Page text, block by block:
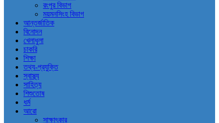
রংপুর বিভাগ
ময়মনসিংহ বিভাগ
আন্তর্জাতিক
বিনোদন
খেলাধুলা
চাকরি
শিক্ষা
তথ্য-প্রযুক্তি
স্বাস্থ্য
সাহিত্য
শিশুতোষ
ধর্ম
আরো
সাক্ষাৎকার